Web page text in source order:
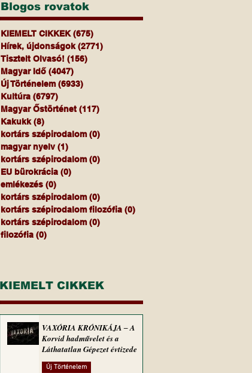
Blogos rovatok
KIEMELT CIKKEK (675)
Hírek, újdonságok (2771)
Tisztelt Olvasó! (156)
Magyar Idő (4047)
Új Történelem (6933)
Kultúra (6797)
Magyar Őstörténet (117)
Kakukk (8)
kortárs szépirodalom (0)
magyar nyelv (1)
kortárs szépirodalom (0)
EU bürokrácia (0)
emlékezés (0)
kortárs szépirodalom (0)
kortárs szépirodalom filozófia (0)
kortárs szépirodalom (0)
filozófia (0)
KIEMELT CIKKEK
VAXÓRIA KRÓNIKÁJA ‒ A
Korvid hadművelet és a
Láthatatlan Gépezet évtizede
Új Történelem